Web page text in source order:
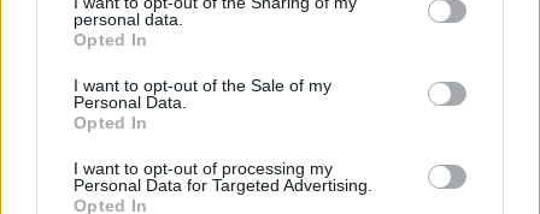
personal data.
Opted In
I want to opt-out of the Sale of my
Personal Data.
Opted In
I want to opt-out of processing my
Personal Data for Targeted Advertising.
Opted In
Ουγγαρία
Νέο Audi A2 e-tron με στόχο την κορυφή της αποδοτικότητας
Η Chery επενδύει 75 εκατ.